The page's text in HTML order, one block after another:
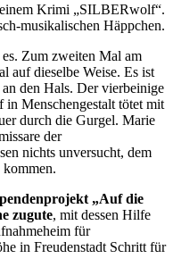
Krimi „SILBERwolf“.
musikalischen Häppchen.
Zum zweiten Mal am
auf dieselbe Weise. Es ist
den Hals. Der vierbeinige
Menschengestalt tötet mit
durch die Gurgel. Marie
der
nichts unversucht, dem
„Auf die
zugute, mit dessen Hilfe
für
in Freudenstadt Schritt für